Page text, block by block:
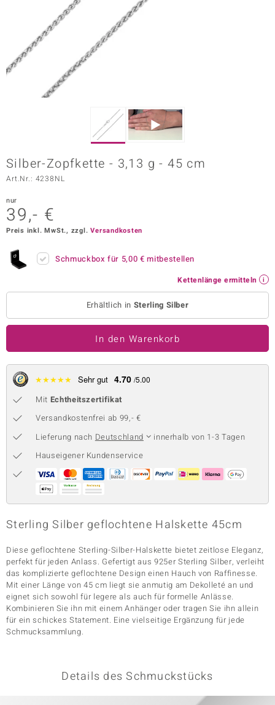
Designs
Collection
Classics
Silber-Zopfkette - 3,13 g - 45 cm
Art.Nr.: 4238NL
nur
39,- €
Preis inkl. MwSt., zzgl.Versandkosten
Schmuckbox für 5,00 € mitbestellen
Kettenlänge ermitteln
Erhältlich in Sterling Silber
In den Warenkorb
★★★★★ Sehr gut 4.70 /5.00
Mit Echtheitszertifikat
Versandkostenfrei ab 99,- €
Lieferung nach Deutschland
innerhalb von 1-3 Tagen
Hauseigener Kundenservice
Sterling Silber geflochtene Halskette 45cm
Diese geflochtene Sterling-Silber-Halskette bietet zeitlose Eleganz,
perfekt für jeden Anlass. Gefertigt aus 925er Sterling Silber, verleiht
das komplizierte geflochtene Design einen Hauch von Raffinesse.
Mit einer Länge von 45 cm liegt sie anmutig am Dekolleté an und
eignet sich sowohl für legere als auch für formelle Anlässe.
Kombinieren Sie ihn mit einem Anhänger oder tragen Sie ihn allein
für ein schickes Statement. Eine vielseitige Ergänzung für jede
Schmucksammlung.
Details des Schmuckstücks